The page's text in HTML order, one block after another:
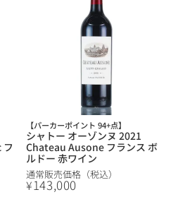
ルイ・ロデレール
スクリーミング・
イーグル
【パーカーポイント 94+点】
シャトー オーゾンヌ 2021
Chateau Ausone フランス ボ
ルドー 赤ワイン
通常販売価格（税込）
¥143,000